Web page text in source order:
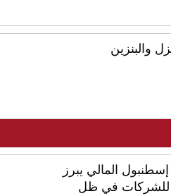
والبنزين
المالي يبرز
للشركات في ظل